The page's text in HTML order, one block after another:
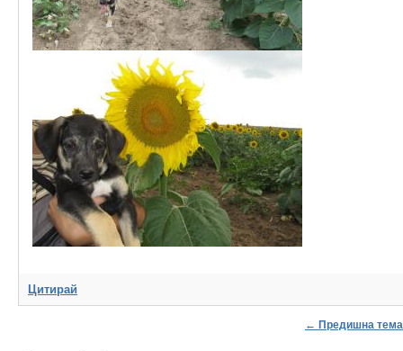
Цитирай
← Предишна тема